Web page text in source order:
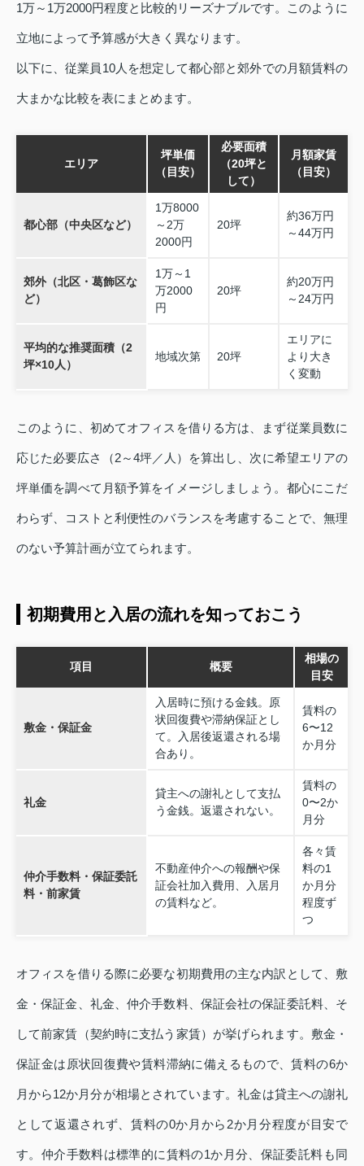
1万～1万2000円程度と比較的リーズナブルです。このように
立地によって予算感が大きく異なります。
以下に、従業員10人を想定して都心部と郊外での月額賃料の
大まかな比較を表にまとめます。
エリア
坪単価
（目安）
必要面積
（20坪と
して）
月額家賃
（目安）
都心部（中央区など）
1万8000
～2万
2000円
20坪
約36万円
～44万円
郊外（北区・葛飾区な
ど）
1万～1
万2000
円
20坪
約20万円
～24万円
平均的な推奨面積（2
坪×10人）
地域次第 20坪
エリアに
より大き
く変動
このように、初めてオフィスを借りる方は、まず従業員数に
応じた必要広さ（2～4坪／人）を算出し、次に希望エリアの
坪単価を調べて月額予算をイメージしましょう。都心にこだ
わらず、コストと利便性のバランスを考慮することで、無理
のない予算計画が立てられます。
初期費用と入居の流れを知っておこう
項目 概要
相場の
目安
敷金・保証金
入居時に預ける金銭。原
状回復費や滞納保証とし
て。入居後返還される場
合あり。
賃料の
6〜12
か月分
礼金
貸主への謝礼として支払
う金銭。返還されない。
賃料の
0〜2か
月分
仲介手数料・保証委託
料・前家賃
不動産仲介への報酬や保
証会社加入費用、入居月
の賃料など。
各々賃
料の1
か月分
程度ず
つ
オフィスを借りる際に必要な初期費用の主な内訳として、敷
金・保証金、礼金、仲介手数料、保証会社の保証委託料、そ
して前家賃（契約時に支払う家賃）が挙げられます。敷金・
保証金は原状回復費や賃料滞納に備えるもので、賃料の6か
月から12か月分が相場とされています。礼金は貸主への謝礼
として返還されず、賃料の0か月から2か月分程度が目安で
す。仲介手数料は標準的に賃料の1か月分、保証委託料も同